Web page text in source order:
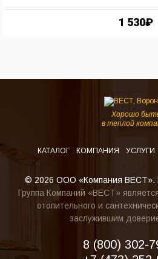
1 530₽
Хорошо
в теплой
КАТАЛОГ КОМПАНИЯ УСЛУГИ
© 2026 ООО «Компания ВЕСТ».
Группа Компаний «ВЕСТ»
отопительного и
заслужившим
8 (800) 302-